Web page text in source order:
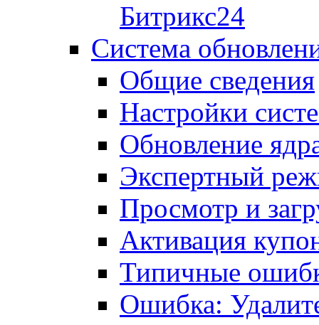
Битрикс24
Система
Общие сведения
Настройки
Обновление
Экспертный
Просмотр и
Активация
Типичные
Ошибка: